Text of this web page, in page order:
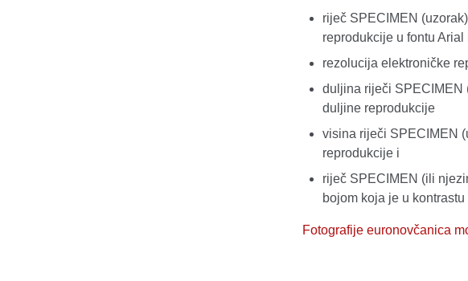
riječ SPECIMEN
reprodukcije u fontu
rezolucija elektroničke
duljina riječi SPECIMEN
duljine reprodukcije
visina riječi SPECIMEN
reprodukcije i
riječ SPECIMEN (ili
bojom koja je u
Fotografije euronovčanica